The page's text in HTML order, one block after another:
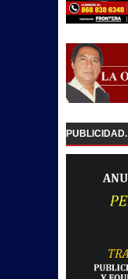
PUBLICIDAD.